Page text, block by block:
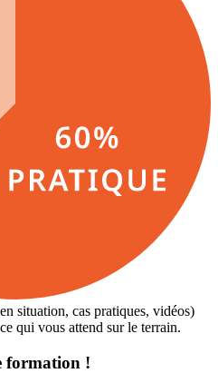
situation, cas pratiques, vidéos)
qui vous attend sur le terrain.
formation !